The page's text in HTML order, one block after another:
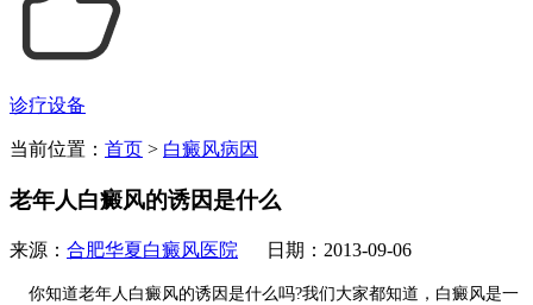
诊疗设备
当前位置： 首页 > 白癜风病因
老年人白癜风的诱因是什么
来源： 合肥华夏白癜风医院 日期：2013-09-06
你知道老年人白癜风的诱因是什么吗?我们大家都知道，白癜风是一